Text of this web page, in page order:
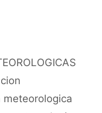
meteorologica